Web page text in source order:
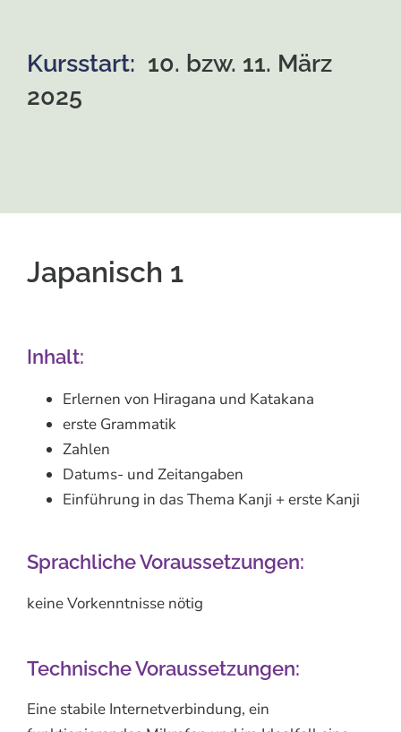
Kursstart: 10. bzw. 11. März
2025
Japanisch 1
Inhalt:
Erlernen von Hiragana und Katakana
erste Grammatik
Zahlen
Datums- und Zeitangaben
Einführung in das Thema Kanji + erste Kanji
Sprachliche Voraussetzungen:
keine Vorkenntnisse nötig
Technische Voraussetzungen:
Eine stabile Internetverbindung, ein